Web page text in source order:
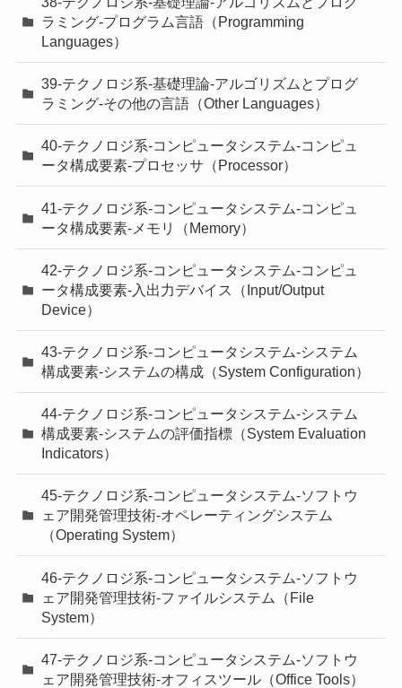
ラミング-プログラム言語（Programming
Languages）
39-テクノロジ系-基礎理論-アルゴリズムとプログ
ラミング-その他の言語（Other Languages）
40-テクノロジ系-コンピュータシステム-コンピュ
ータ構成要素-プロセッサ（Processor）
41-テクノロジ系-コンピュータシステム-コンピュ
ータ構成要素-メモリ（Memory）
42-テクノロジ系-コンピュータシステム-コンピュ
ータ構成要素-入出力デバイス（Input/Output
Device）
43-テクノロジ系-コンピュータシステム-システム
構成要素-システムの構成（System Configuration）
44-テクノロジ系-コンピュータシステム-システム
構成要素-システムの評価指標（System Evaluation
Indicators）
45-テクノロジ系-コンピュータシステム-ソフトウ
ェア開発管理技術-オペレーティングシステム
（Operating System）
46-テクノロジ系-コンピュータシステム-ソフトウ
ェア開発管理技術-ファイルシステム（File
System）
47-テクノロジ系-コンピュータシステム-ソフトウ
ェア開発管理技術-オフィスツール（Office Tools）